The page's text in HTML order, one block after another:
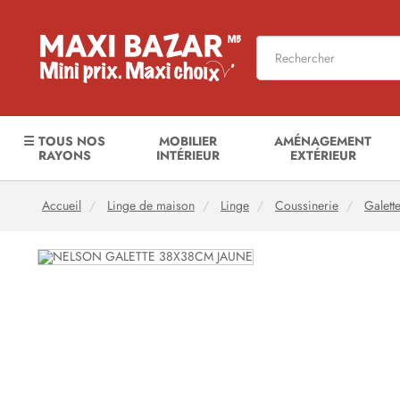
☰ TOUS NOS
RAYONS
MOBILIER
INTÉRIEUR
AMÉNAGEMENT
EXTÉRIEUR
Accueil Linge de maison Linge Coussinerie